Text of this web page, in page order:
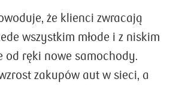
że klienci zwracają
wszystkim młode i z niskim
od ręki nowe samochody.
zakupów aut w sieci, a